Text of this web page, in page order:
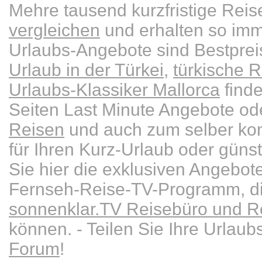
Mehre tausend kurzfristige
vergleichen und erhalten so
Urlaubs-Angebote sind
Urlaub in der Türkei, türkische
Urlaubs-Klassiker Mallorca
Seiten Last Minute Angebote
Reisen und auch zum selber
für Ihren Kurz-Urlaub oder
Sie hier die exklusiven
Fernseh-Reise-TV-Programm,
sonnenklar.TV Reisebüro und
können. - Teilen Sie Ihre
Forum!